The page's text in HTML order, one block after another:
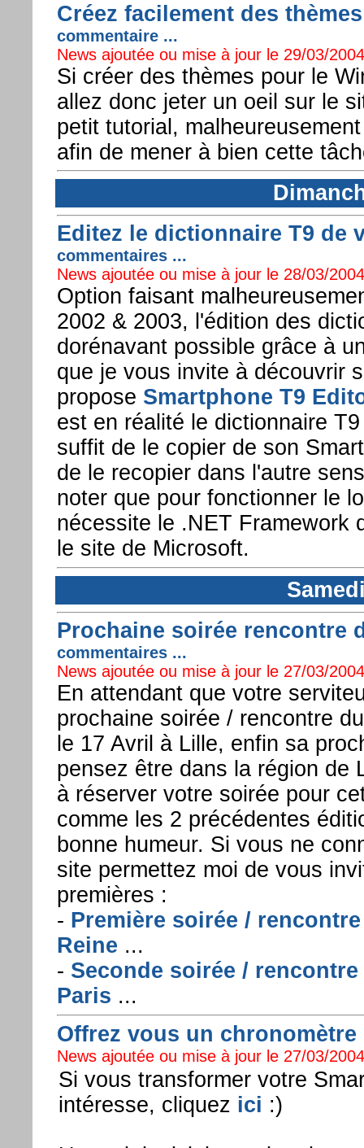
Créez facilement des
commentaire ...
News ajoutée ou mise à jour le 29/03/
Si créer des thèmes pour le
allez donc jeter un oeil sur le
petit tutorial,
afin de mener à bien cette
Editez le dictionnaire T9 de
commentaires ...
News ajoutée ou mise à jour le 28/03/
Option faisant
2002 & 2003, l'édition des
dorénavant possible grâce à
que je vous invite à découvrir
propose Smartphone T9
est en réalité le dictionnaire
suffit de le copier de son
de le recopier dans l'autre
noter que pour fonctionner le
nécessite le .NET Framework
le site de Microsoft.
Prochaine soirée rencontre
commentaires ...
News ajoutée ou mise à jour le 27/03/
En attendant que votre
prochaine soirée / rencontre
le 17 Avril à Lille, enfin sa
pensez être dans la région de
à réserver votre soirée pour
comme les 2 précédentes
bonne humeur. Si vous ne
site permettez moi de vous
premières :
- Première soirée /
Reine ...
- Seconde soirée /
Paris ...
Offrez vous un
News ajoutée ou mise à jour le 27/03/
Si vous transformer votre
intéresse, cliquez ici :)